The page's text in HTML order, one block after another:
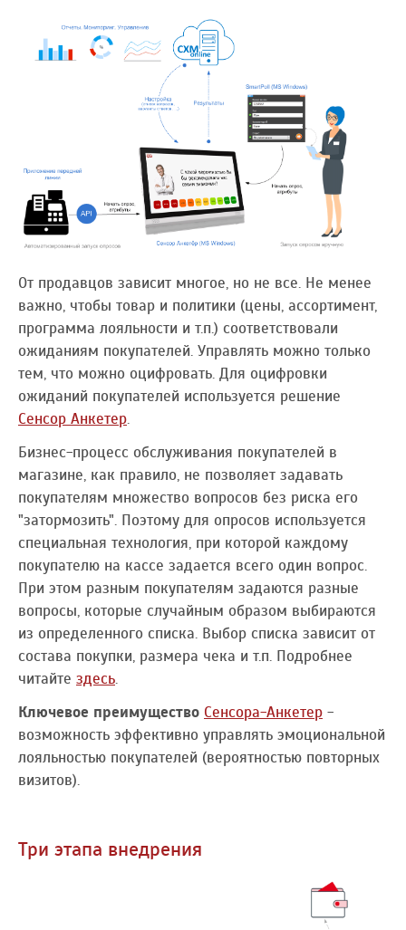
От продавцов зависит многое, но не все. Не менее
важно, чтобы товар и политики (цены, ассортимент,
программа лояльности и т.п.) соответствовали
ожиданиям покупателей. Управлять можно только
тем, что можно оцифровать. Для оцифровки
ожиданий покупателей используется решение
Сенсор Анкетер.
Бизнес-процесс обслуживания покупателей в
магазине, как правило, не позволяет задавать
покупателям множество вопросов без риска его
"затормозить". Поэтому для опросов используется
специальная технология, при которой каждому
покупателю на кассе задается всего один вопрос.
При этом разным покупателям задаются разные
вопросы, которые случайным образом выбираются
из определенного списка. Выбор списка зависит от
состава покупки, размера чека и т.п. Подробнее
читайте здесь.
Ключевое преимущество Сенсора-Анкетер -
возможность эффективно управлять эмоциональной
лояльностью покупателей (вероятностью повторных
визитов).
Три этапа внедрения